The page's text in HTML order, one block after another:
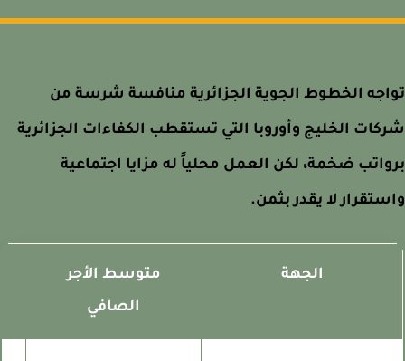
الخطوط الجوية الجزائرية منافسة شرسة من
الخليج وأوروبا التي تستقطب الكفاءات الجزائرية
ضخمة، لكن العمل محلياً له مزايا اجتماعية
لا يقدر بثمن.
الجهة
متوسط الأجر
الصافي